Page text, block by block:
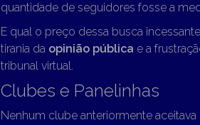
quantidade de seguidores fosse a
E qual o preço dessa busca
tirania da opinião pública e a
tribunal virtual.
Clubes e Panelinhas
Nenhum clube anteriormente